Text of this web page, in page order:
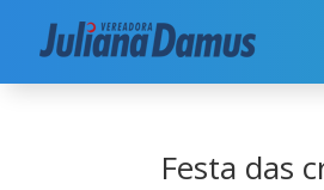
Início|Segurança
Festa das